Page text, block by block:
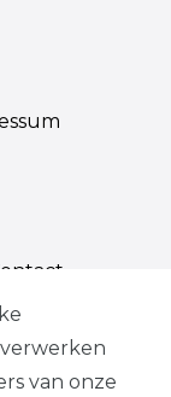
van onze